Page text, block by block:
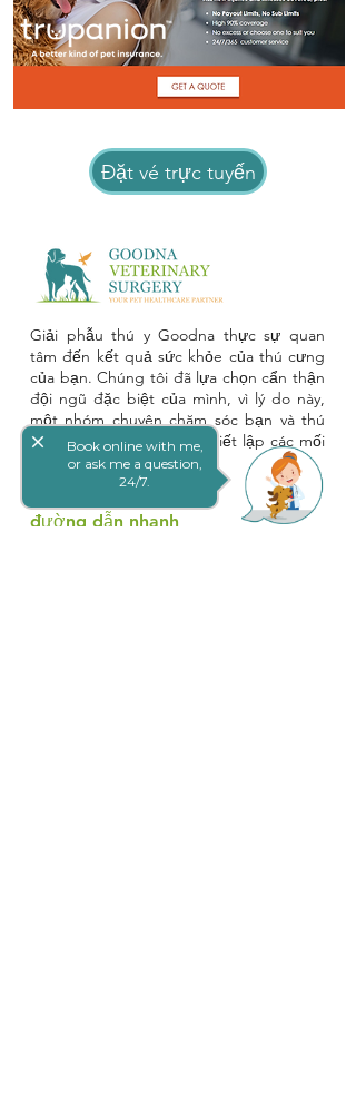
Đặt vé trực tuyến
Giải phẫu thú y Goodna thực sự quan
tâm đến kết quả sức khỏe của thú cưng
của bạn. Chúng tôi đã lựa chọn cẩn thận
đội ngũ đặc biệt của mình, vì lý do này,
một nhóm chuyên chăm sóc bạn và thú
cưng của bạn trong khi thiết lập các mối
quan hệ lâu dài.
đường dẫn nhanh
close
Book online with me,
or ask me a question,
24/7.